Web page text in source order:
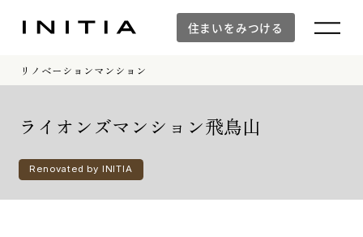
住まいをみつける
リノベーションマンション
ライオンズマンション飛鳥山
Renovated by INITIA